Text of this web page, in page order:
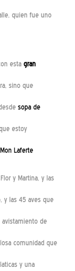
quien fue uno
esta gran
sino que
sopa de
estoy
Laferte
y Martina, y las
y las 45 aves que
de
comunidad que
y una